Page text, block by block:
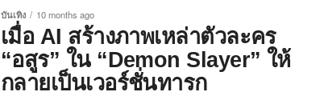
ทำเงินสูงสุดตลอดกาล” และความหลงใหลในเรื่องราว
ของเหล่านักล่าอสูรยังคงส่งแรงบันดาลใจไปสู่วงการ
ต่าง ๆ อย่างต่อเนื่อง รวมถึง “วงการจัดดอกไม้” ล่าสุดมี
นักจัดดอกไม้ชาวเกาหลีใต้ ผู้เป็นเจ้าของบัญชีอินสตา
แกรมชื่อว่า “dasoni.flower” ได้ออกมาจัดช่อดอกไม้
บันเทิง 10 months ago
เมื่อ AI สร้างภาพเหล่าตัวละคร
“อสูร” ใน “Demon Slayer” ให้
กลายเป็นเวอร์ชั่นทารก